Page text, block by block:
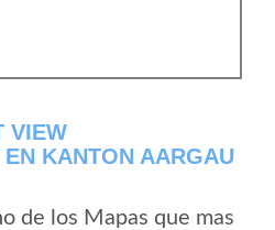
VIEW
KANTON AARGAU
de los Mapas que mas